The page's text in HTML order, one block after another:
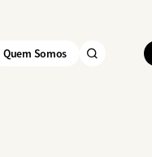
Quem Somos